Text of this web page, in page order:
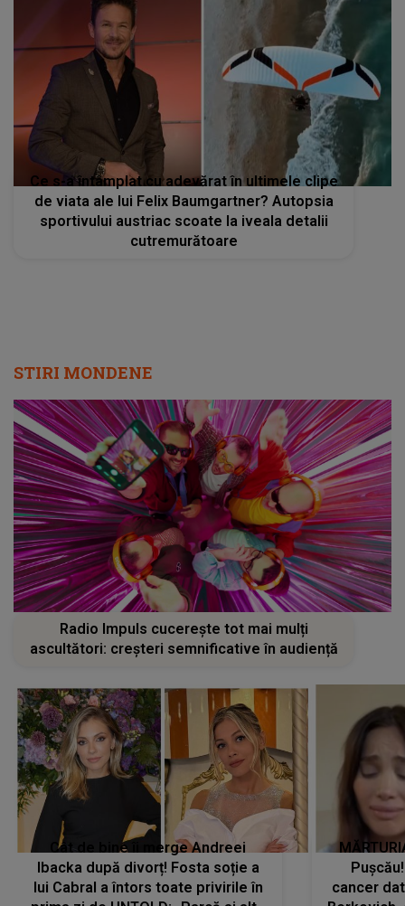
Ce s-a întâmplat cu adevărat în ultimele clipe
de viata ale lui Felix Baumgartner? Autopsia
sportivului austriac scoate la iveala detalii
cutremurătoare
STIRI MONDENE
Radio Impuls cucerește tot mai mulți
ascultători: creșteri semnificative în audiență
Cât de bine îi merge Andreei
Ibacka după divorț! Fosta soție a
lui Cabral a întors toate privirile în
cancer